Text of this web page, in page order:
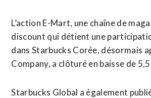
L’action E-Mart, une chaîne de
discount qui détient une
dans Starbucks Corée, désormais
Company, a clôturé en baisse de
Starbucks Global a également